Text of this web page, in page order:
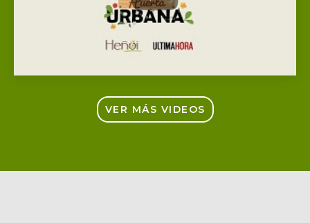
VER MÁS VIDEOS